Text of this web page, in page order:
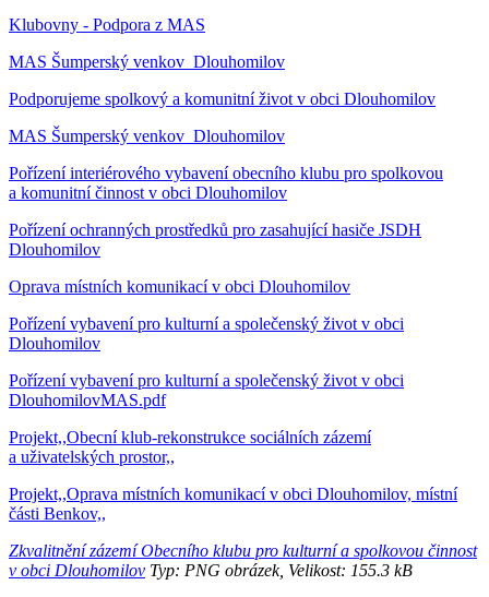
Klubovny - Podpora z MAS
MAS Šumperský venkov_Dlouhomilov
Podporujeme spolkový a komunitní život v obci Dlouhomilov
MAS Šumperský venkov_Dlouhomilov
Pořízení interiérového vybavení obecního klubu pro spolkovou
a komunitní činnost v obci Dlouhomilov
Pořízení ochranných prostředků pro zasahující hasiče JSDH
Dlouhomilov
Oprava místních komunikací v obci Dlouhomilov
Pořízení vybavení pro kulturní a společenský život v obci
Dlouhomilov
Pořízení vybavení pro kulturní a společenský život v obci
DlouhomilovMAS.pdf
Projekt,,Obecní klub-rekonstrukce sociálních zázemí
a uživatelských prostor,,
Projekt,,Oprava místních komunikací v obci Dlouhomilov, místní
části Benkov,,
Zkvalitnění zázemí Obecního klubu pro kulturní a spolkovou činnost
v obci Dlouhomilov Typ: PNG obrázek, Velikost: 155.3 kB